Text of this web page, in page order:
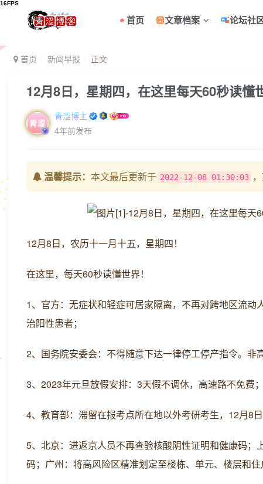
首页 文章档案 论坛社
首页 新闻早报 正文
12月8日，星期四，在这里每天60秒读懂
青涩博主
4年前发布
温馨提示： 本文最后更新于 2022-12-08 01:30:03
12月8日，农历十一月十五，星期四！
在这里，每天60秒读懂世界！
1、官方：无症状和轻症可居家隔离，不再对跨地区流
治阳性患者；
2、国务院安委会：不得随意下达一律停工停产指令。非
3、2023年元旦放假安排：3天假不调休，高速路不免费；
4、教育部：滞留在报考点所在地以外考研考生，12月8日
5、北京：进返京人员不再查验核酸阴性证明和健康码
码；广州：将高风险区精准划定至楼栋、单元、楼层和住